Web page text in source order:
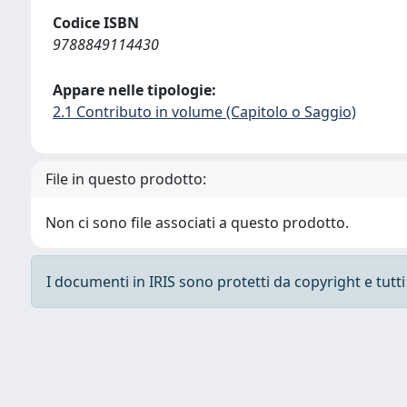
Codice ISBN
9788849114430
Appare nelle tipologie:
2.1 Contributo in volume (Capitolo o Saggio)
File in questo prodotto:
Non ci sono file associati a questo prodotto.
I documenti in IRIS sono protetti da copyright e